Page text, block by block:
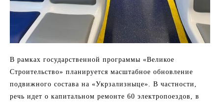
В рамках государственной программы «Великое
Строительство» планируется масштабное обновление
подвижного состава на «Укрзализныце». В частности,
речь идет о капитальном ремонте 60 электропоездов, в